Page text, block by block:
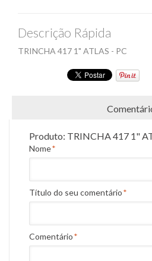
Descrição Rápida
TRINCHA 417 1" ATLAS - PC
Produto: TRINCHA 417 1"
*
Nome
*
Título do seu comentário
*
Comentário